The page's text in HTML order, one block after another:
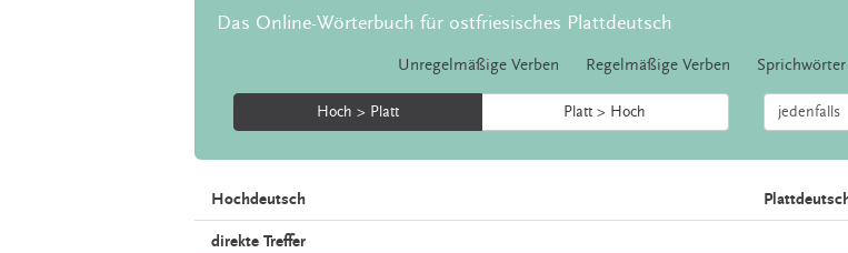
Das Online-Wörterbuch für ostfriesisches Plattdeutsch
Unregelmäßige Verben Regelmäßige Verben
Hoch > Platt Platt > Hoch
Hochdeutsch
direkte Treffer